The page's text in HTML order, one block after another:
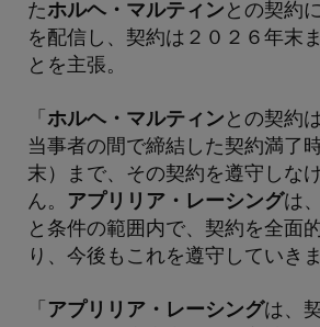
たホルヘ・マルティン との契約
を配信し、契約は２０２６年末
とを主張。
「 ホルヘ・マルティン との契約
当事者の間で締結した契約満了
末）まで、その契約を遵守しな
ん。
アプリリア・レーシングは
と条件の範囲内で、契約を全面
り、今後もこれを遵守していき
「 アプリリア・レーシングは、